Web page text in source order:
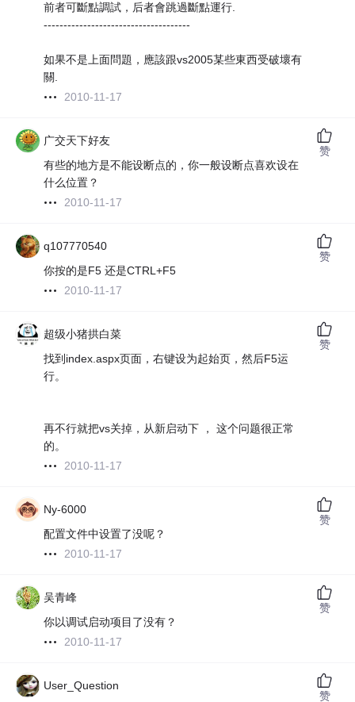
前者可斷點調試，后者會跳過斷點運行.
-------------------------------------
如果不是上面問題，應該跟vs2005某些東西受破壞有
關.
2010-11-17
广交天下好友
有些的地方是不能设断点的，你一般设断点喜欢设在
什么位置？
2010-11-17
赞
q107770540
你按的是F5 还是CTRL+F5
2010-11-17
赞
超级小猪拱白菜
找到index.aspx页面，右键设为起始页，然后F5运
行。
再不行就把vs关掉，从新启动下 ， 这个问题很正常
的。
2010-11-17
赞
Ny-6000
配置文件中设置了没呢？
2010-11-17
赞
吴青峰
你以调试启动项目了没有？
2010-11-17
赞
User_Question
赞